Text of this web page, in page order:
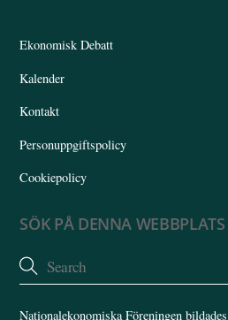
Ekonomisk Debatt
Kalender
Kontakt
Personuppgiftspolicy
Cookiepolicy
SÖK PÅ DENNA WEBBPLATS
Nationalekonomiska Föreningen